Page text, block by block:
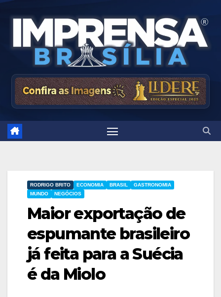
ECONOMIA BRASIL
GASTRONOMIA
MUNDO
NEGÓCIOS
RODRIGO BRITO
Maior exportação de
espumante brasileiro
já feita para a Suécia
é da Miolo